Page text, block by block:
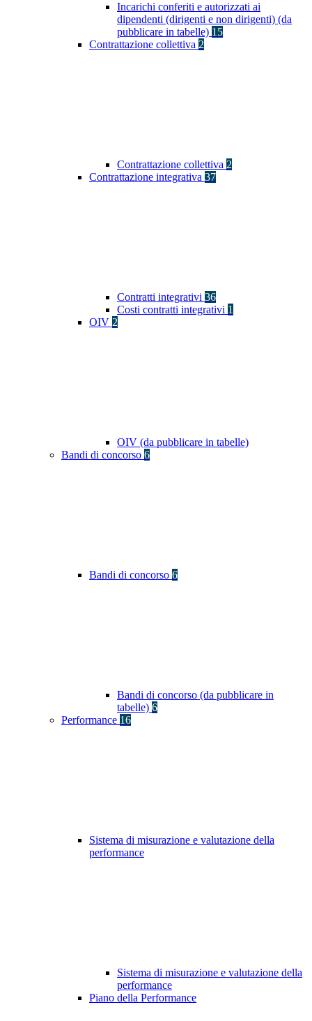
Incarichi conferiti e autorizzati ai
dipendenti (dirigenti e non dirigenti) (da
pubblicare in tabelle) 15
Contrattazione collettiva 2
Contrattazione collettiva 2
Contrattazione integrativa 37
Contratti integrativi 36
Costi contratti integrativi 1
OIV 2
OIV (da pubblicare in tabelle)
Bandi di concorso 6
Bandi di concorso 6
Bandi di concorso (da pubblicare in
tabelle) 6
Performance 16
Sistema di misurazione e valutazione della
performance
Sistema di misurazione e valutazione della
performance
Piano della Performance